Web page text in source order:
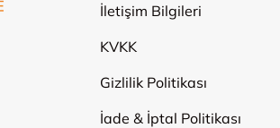
İletişim Bilgileri
KVKK
Gizlilik Politikası
İade & İptal Politikası